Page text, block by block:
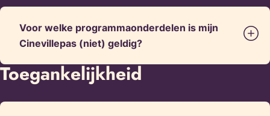
Voor welke programmaonderdelen is mijn
Cinevillepas (niet) geldig?
Toegankelijkheid